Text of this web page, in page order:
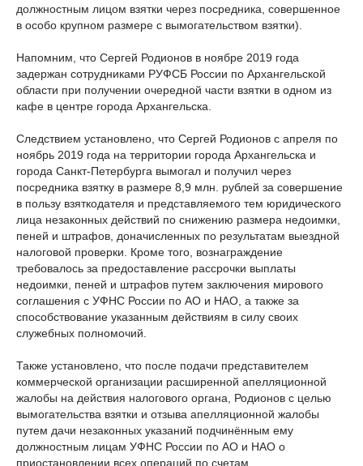
должностным лицом взятки через посредника, совершенное
в особо крупном размере с вымогательством взятки).
Напомним, что Сергей Родионов в ноябре 2019 года
задержан сотрудниками РУФСБ России по Архангельской
области при получении очередной части взятки в одном из
кафе в центре города Архангельска.
Следствием установлено, что Сергей Родионов с апреля по
ноябрь 2019 года на территории города Архангельска и
города Санкт-Петербурга вымогал и получил через
посредника взятку в размере 8,9 млн. рублей за совершение
в пользу взяткодателя и представляемого тем юридического
лица незаконных действий по снижению размера недоимки,
пеней и штрафов, доначисленных по результатам выездной
налоговой проверки. Кроме того, вознаграждение
требовалось за предоставление рассрочки выплаты
недоимки, пеней и штрафов путем заключения мирового
соглашения с УФНС России по АО и НАО, а также за
способствование указанным действиям в силу своих
служебных полномочий.
Также установлено, что после подачи представителем
коммерческой организации расширенной апелляционной
жалобы на действия налогового органа, Родионов с целью
вымогательства взятки и отзыва апелляционной жалобы
путем дачи незаконных указаний подчинённым ему
должностным лицам УФНС России по АО и НАО о
приостановлении всех операций по счетам